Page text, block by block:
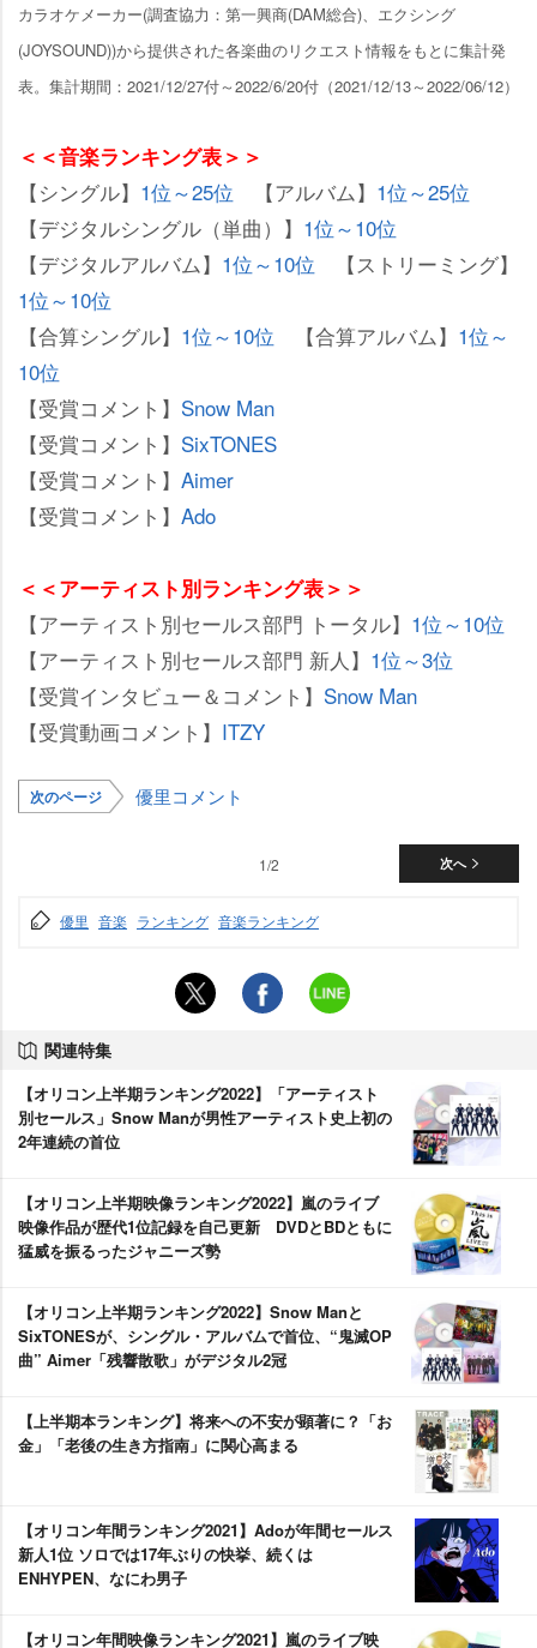
カラオケメーカー(調査協力：第一興商(DAM総合)、エクシング
(JOYSOUND))から提供された各楽曲のリクエスト情報をもとに集計発
表。集計期間：2021/12/27付～2022/6/20付（2021/12/13～2022/06/12）
＜＜音楽ランキング表＞＞
【シングル】 1位～25位 【アルバム】 1位～25位
【デジタルシングル（単曲）】 1位～10位
【デジタルアルバム】 1位～10位 【ストリーミング】
1位～10位
【合算シングル】 1位～10位 【合算アルバム】 1位～
10位
【受賞コメント】 Snow Man
【受賞コメント】 SixTONES
【受賞コメント】 Aimer
【受賞コメント】 Ado
＜＜アーティスト別ランキング表＞＞
【アーティスト別セールス部門 トータル】 1位～10位
【アーティスト別セールス部門 新人】 1位～3位
【受賞インタビュー＆コメント】 Snow Man
【受賞動画コメント】 ITZY
次のページ 優里コメント
次へ
1/2
優里 音楽 ランキング 音楽ランキング
関連特集
【オリコン上半期ランキング2022】「アーティスト
別セールス」Snow Manが男性アーティスト史上初の
2年連続の首位
【オリコン上半期映像ランキング2022】嵐のライブ
映像作品が歴代1位記録を自己更新 DVDとBDともに
猛威を振るったジャニーズ勢
【オリコン上半期ランキング2022】Snow Manと
SixTONESが、シングル・アルバムで首位、“鬼滅OP
曲” Aimer「残響散歌」がデジタル2冠
【上半期本ランキング】将来への不安が顕著に？「お
金」「老後の生き方指南」に関心高まる
【オリコン年間ランキング2021】Adoが年間セールス
新人1位 ソロでは17年ぶりの快挙、続くは
ENHYPEN、なにわ男子
【オリコン年間映像ランキング2021】嵐のライブ映